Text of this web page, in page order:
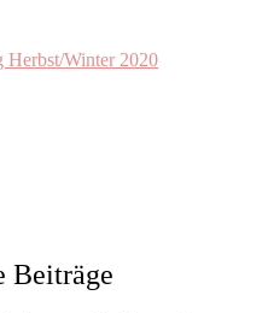
Herbst/Winter 2020
Beiträge